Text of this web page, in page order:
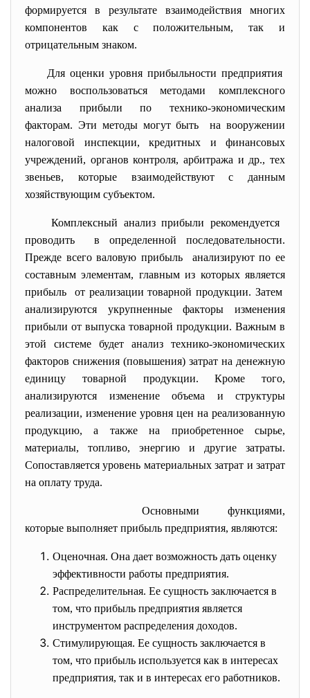
формируется в результате взаимодействия многих
компонентов как с положительным, так и
отрицательным знаком.
Для оценки уровня прибыльности предприятия
можно воспользоваться методами комплексного
анализа прибыли по технико-экономическим
факторам. Эти методы могут быть на вооружении
налоговой инспекции, кредитных и финансовых
учреждений, органов контроля, арбитража и др., тех
звеньев, которые взаимодействуют с данным
хозяйствующим субъектом.
Комплексный анализ прибыли рекомендуется
проводить в определенной последовательности.
Прежде всего валовую прибыль анализируют по ее
составным элементам, главным из которых является
прибыль от реализации товарной продукции. Затем
анализируются укрупненные факторы изменения
прибыли от выпуска товарной продукции. Важным в
этой системе будет анализ технико-экономических
факторов снижения (повышения) затрат на денежную
единицу товарной продукции. Кроме того,
анализируются изменение объема и структуры
реализации, изменение уровня цен на реализованную
продукцию, а также на приобретенное сырье,
материалы, топливо, энергию и другие затраты.
Сопоставляется уровень материальных затрат и затрат
на оплату труда.
Основными функциями,
которые выполняет прибыль предприятия, являются:
Оценочная. Она дает возможность дать оценку
эффективности работы предприятия.
Распределительная. Ее сущность заключается в
том, что прибыль предприятия является
инструментом распределения доходов.
Стимулирующая. Ее сущность заключается в
том, что прибыль используется как в интересах
предприятия, так и в интересах его работников.